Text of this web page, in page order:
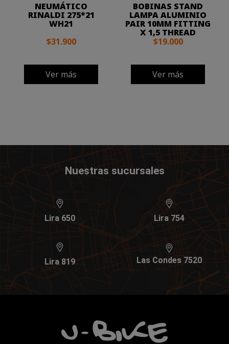
NEUMÁTICO
RINALDI 275*21
WH21
$31.900
Ver más
BOBINAS STAND
LAMPA ALUMINIO
PAIR 10MM FITTING
X 1,5 THREAD
$19.000
Ver más
Nuestras sucursales
Lira 650 Lira 754
Lira 819 Las Condes 7520